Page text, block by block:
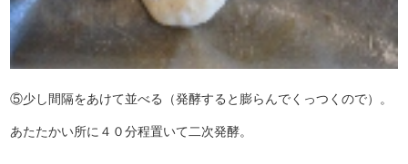
⑤少し間隔をあけて並べる（発酵すると膨らんでくっつくので）。
あたたかい所に４０分程置いて二次発酵。